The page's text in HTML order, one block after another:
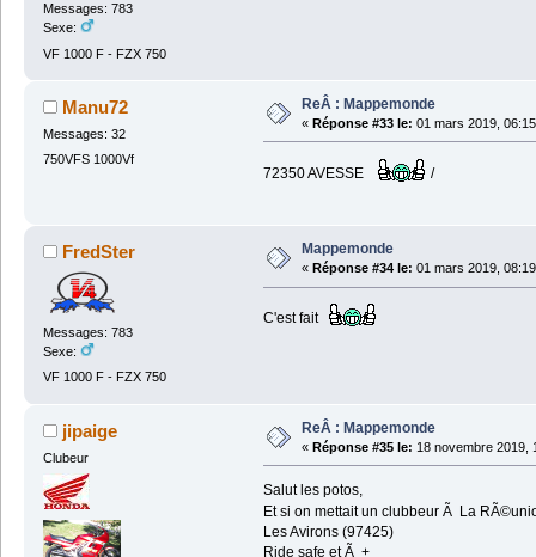
Messages: 783
Sexe:
VF 1000 F - FZX 750
Manu72
Messages: 32
750VFS 1000Vf
ReÂ : Mappemonde
« Réponse #33 le: 01 mars 2019,
72350 AVESSE /
FredSter
Messages: 783
Sexe:
VF 1000 F - FZX 750
Mappemonde
« Réponse #34 le: 01 mars 2019,
C'est fait
jipaige
Clubeur
ReÂ : Mappemonde
« Réponse #35 le: 18 novembre 2019,
Salut les potos,
Et si on mettait un clubbeur Ã La
Les Avirons (97425)
Ride safe et Ã +